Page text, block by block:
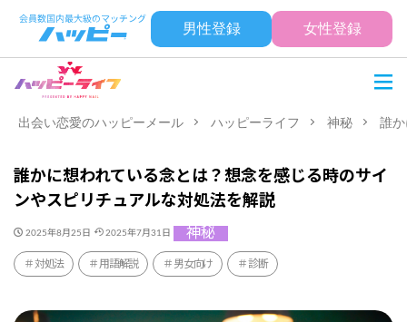
男性登録 女性登録
出会い恋愛のハッピーメール ハッピーライフ 神秘 誰
誰かに想われている念とは？想念を感じる時のサイ
ンやスピリチュアルな対処法を解説
2025年8月25日 2025年7月31日 神秘
対処法 用語解説 男女向け 診断